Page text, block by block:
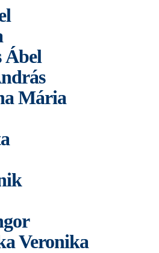
Ábel
Mária
Veronika